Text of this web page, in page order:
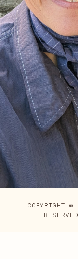
COPYRIGHT